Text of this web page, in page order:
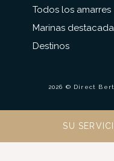
Todos los amarres
Marinas
Destinos
2026 © Direct
SU